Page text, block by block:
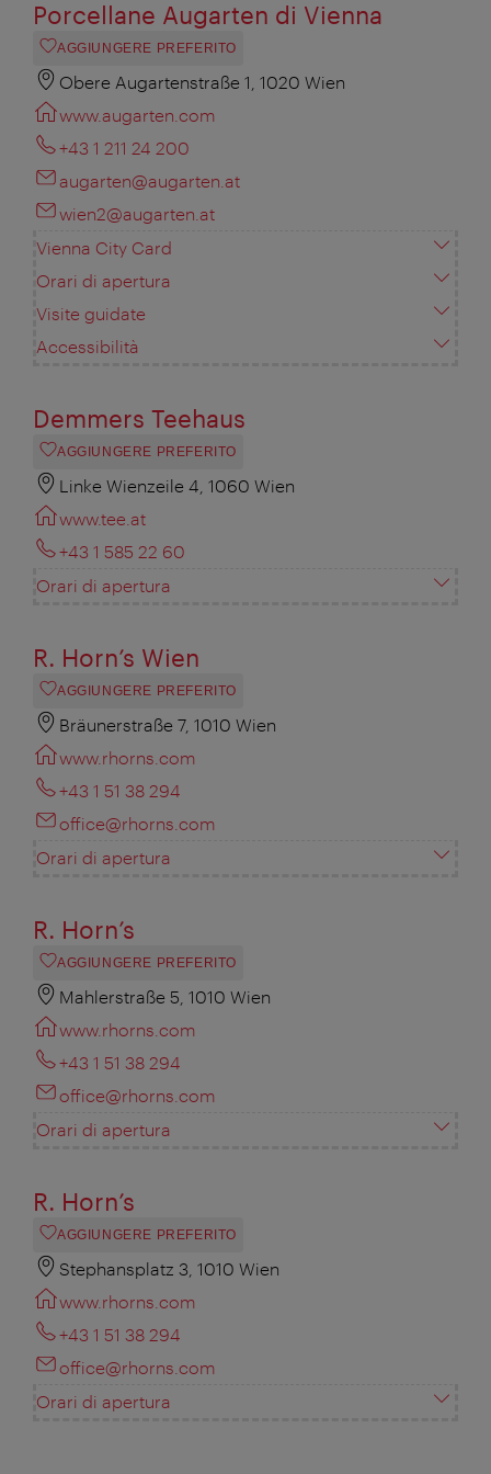
Porcellane Augarten di Vienna
AGGIUNGERE PREFERITO
Obere Augartenstraße 1, 1020 Wien
www.augarten.com
+43 1 211 24 200
augarten@augarten.at
wien2@augarten.at
Vienna City Card
Orari di apertura
Visite guidate
Accessibilità
Demmers Teehaus
AGGIUNGERE PREFERITO
Linke Wienzeile 4, 1060 Wien
www.tee.at
+43 1 585 22 60
Orari di apertura
R. Horn’s Wien
AGGIUNGERE PREFERITO
Bräunerstraße 7, 1010 Wien
www.rhorns.com
+43 1 51 38 294
office@rhorns.com
Orari di apertura
R. Horn’s
AGGIUNGERE PREFERITO
Mahlerstraße 5, 1010 Wien
www.rhorns.com
+43 1 51 38 294
office@rhorns.com
Orari di apertura
R. Horn’s
AGGIUNGERE PREFERITO
Stephansplatz 3, 1010 Wien
www.rhorns.com
+43 1 51 38 294
office@rhorns.com
Orari di apertura